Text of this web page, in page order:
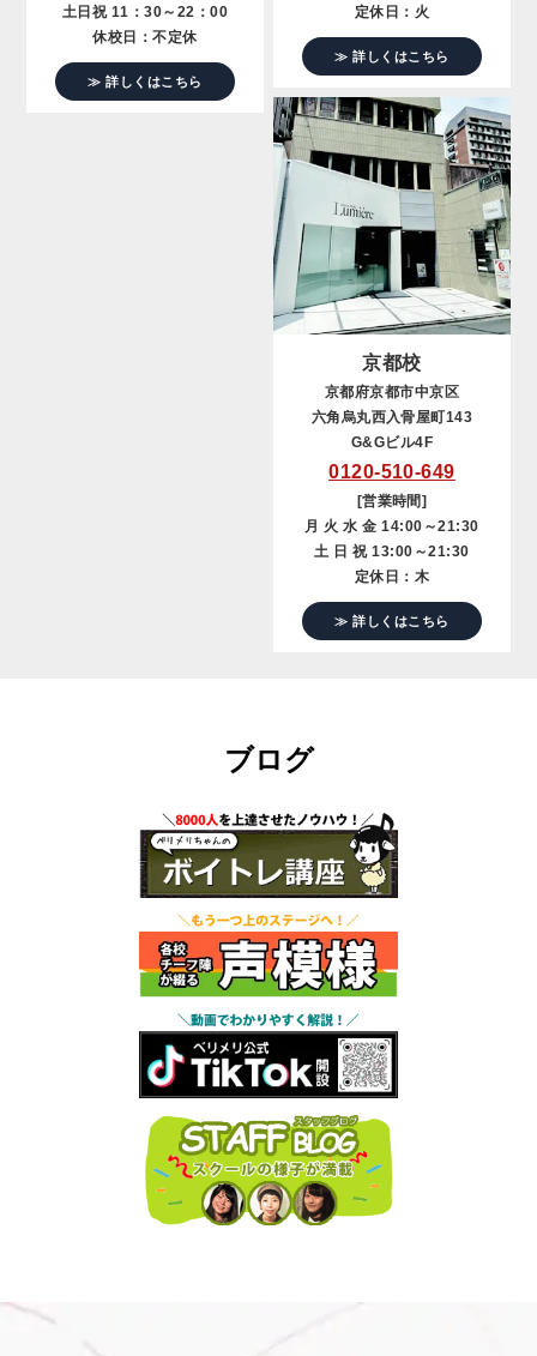
土日祝 11：30～22：00
休校日：不定休
≫ 詳しくはこちら
定休日：火
≫ 詳しくはこちら
京都校
京都府京都市中京区
六角烏丸西入骨屋町143
G&Gビル4F
0120-510-649
[営業時間]
月 火 水 金 14:00～21:30
土 日 祝 13:00～21:30
定休日：木
≫ 詳しくはこちら
ブログ